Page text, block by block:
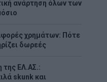
ανάρτηση όλων των
χρημάτων: Πότε
δωρεές
της ΕΛ.ΑΣ.:
skunk και